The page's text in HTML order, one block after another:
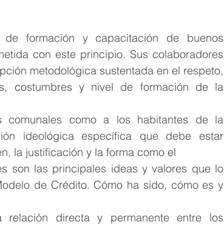
formación y capacitación de buenos
con este principio. Sus colaboradores
metodológica sustentada en el respeto,
costumbres y nivel de formación de la
comunales como a los habitantes de la
ideológica específica que debe estar
la justificación y la forma como el
son las principales ideas y valores que lo
de Crédito. Cómo ha sido, cómo es y
directa y permanente entre los